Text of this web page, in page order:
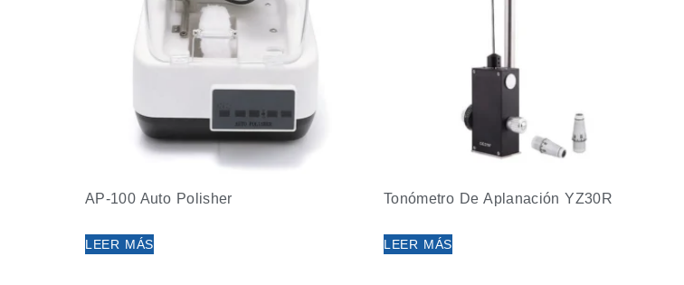
AP-100 Auto Polisher
LEER MÁS
Tonómetro De Aplanación YZ30R
LEER MÁS